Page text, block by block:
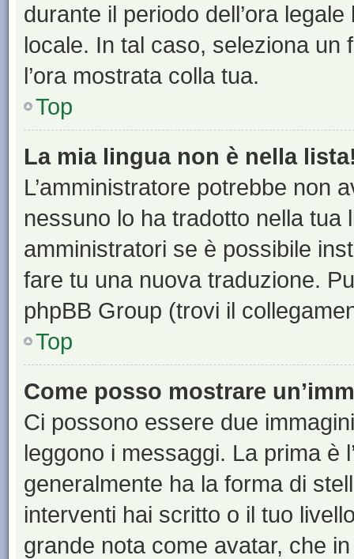
durante il periodo dell’ora
locale. In tal caso, seleziona
l’ora mostrata colla tua.
Top
La mia lingua non è nella
L’amministratore potrebbe non
nessuno lo ha tradotto nella tua
amministratori se è possibile
fare tu una nuova traduzione.
phpBB Group (trovi il
Top
Come posso mostrare
Ci possono essere due
leggono i messaggi. La prima è
generalmente ha la forma di
interventi hai scritto o il tuo
grande nota come avatar, che